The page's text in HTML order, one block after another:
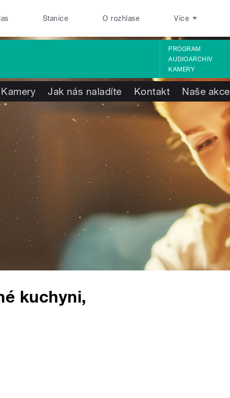
Stanice O rozhlase Více
PROGRAM
AUDIOARCHIV
KAMERY
Kamery Jak nás naladíte Kontakt Naše akce
kuchyni,